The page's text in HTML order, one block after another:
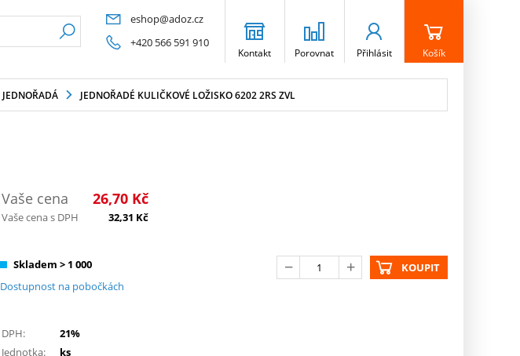
eshop@adoz.cz
+420 566 591 910
Kontakt Porovnat Přihlásit Košík
JEDNOŘADÁ JEDNOŘADÉ KULIČKOVÉ LOŽISKO 6202 2RS ZVL
Vaše cena 26,70 Kč
Vaše cena s DPH 32,31 Kč
Skladem > 1 000
Dostupnost na pobočkách
KOUPIT
DPH:
21%
Jednotka:
ks